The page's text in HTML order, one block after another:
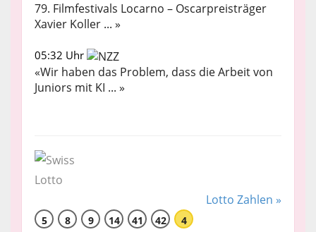
79. Filmfestivals Locarno – Oscarpreisträger
Xavier Koller ... »
05:32 Uhr
«Wir haben das Problem, dass die Arbeit von
Juniors mit KI ... »
Lotto Zahlen »
5 8 9 14 41 42 4